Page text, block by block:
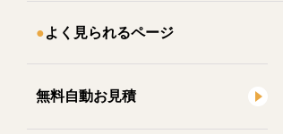
よく見られるページ
無料自動お見積